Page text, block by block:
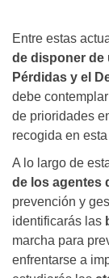
Entre estas
de disponer de
Pérdidas y el
debe
de prioridades
recogida en
A lo largo de
de los agentes
prevención y
identificarás las
marcha para
enfrentarse a